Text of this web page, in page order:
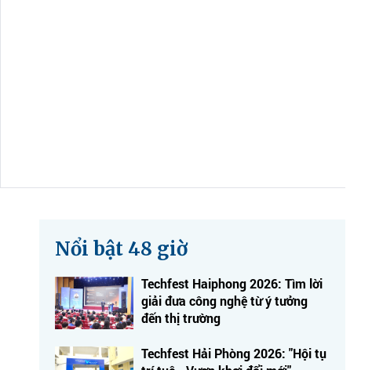
Nổi bật 48 giờ
Techfest Haiphong 2026: Tìm lời
giải đưa công nghệ từ ý tưởng
đến thị trường
Techfest Hải Phòng 2026: "Hội tụ